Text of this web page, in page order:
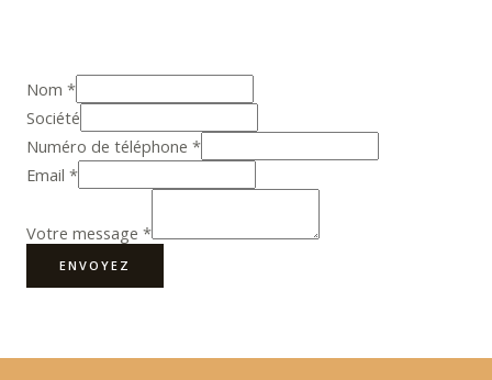
Nom *
Société
Numéro de téléphone *
Email *
Votre message *
ENVOYEZ